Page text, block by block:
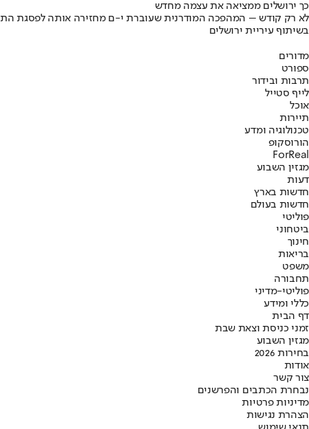
כך ירושלים ממציאה את עצמה מחדש
לא רק קודש – המהפכה המודרנית שעוברת י-ם מחזירה אותה לפסגת
בשיתוף עיריית ירושלים
מדורים
ספורט
תרבות ובידור
לייף סטייל
אוכל
תיירות
טכנולוגיה ומדע
הורוסקופ
ForReal
מגזין השבוע
דעות
חדשות בארץ
חדשות בעולם
פוליטי
ביטחוני
חינוך
בריאות
משפט
תחבורה
פוליטי-מדיני
כללי ומידע
דף הבית
זמני כניסת וצאת שבת
מגזין השבוע
בחירות 2026
אודות
צור קשר
נבחרת הכתבים והפרשנים
מדיניות פרטיות
הצהרת נגישות